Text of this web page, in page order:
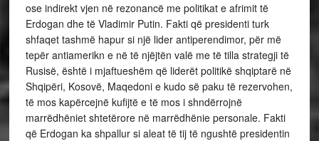
ose indirekt vjen në rezonancë me politikat e afrimit të
Erdogan dhe të Vladimir Putin. Fakti që presidenti turk
shfaqet tashmë hapur si një lider antiperendimor, për më
tepër antiamerikn e në të njëjtën valë me të tilla strategji të
Rusisë, është i mjaftueshëm që liderët politikë shqiptarë në
Shqipëri, Kosovë, Maqedoni e kudo së paku të rezervohen,
të mos kapërcejnë kufijtë e të mos i shndërrojnë
marrëdhëniet shtetërore në marrëdhënie personale. Fakti
që Erdogan ka shpallur si aleat të tij të ngushtë presidentin